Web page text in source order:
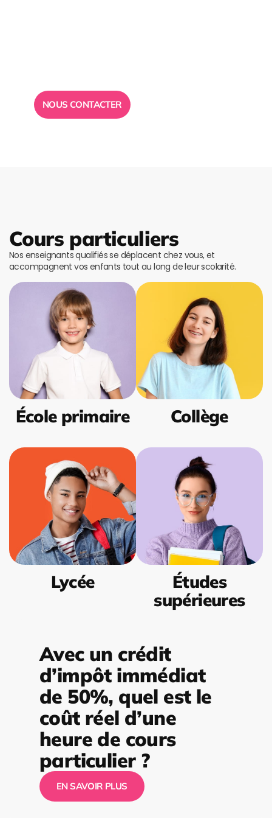
NOUS CONTACTER
Cours particuliers
Nos enseignants qualifiés se déplacent chez vous, et
accompagnent vos enfants tout au long de leur scolarité.
École primaire Collège
Lycée
Études
supérieures
Avec un crédit
d’impôt immédiat
de 50%, quel est le
coût réel d’une
heure de cours
particulier ?
EN SAVOIR PLUS